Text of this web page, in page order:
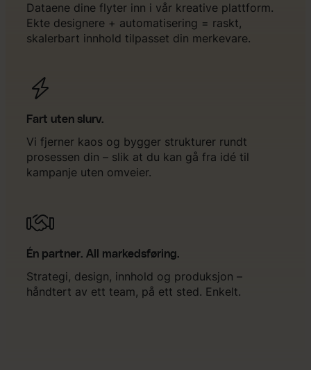
Dataene dine flyter inn i vår kreative plattform.
Ekte designere + automatisering = raskt,
skalerbart innhold tilpasset din merkevare.
Fart uten slurv.
Vi fjerner kaos og bygger strukturer rundt
prosessen din – slik at du kan gå fra idé til
kampanje uten omveier.
Én partner. All markedsføring.
Strategi, design, innhold og produksjon –
håndtert av ett team, på ett sted. Enkelt.